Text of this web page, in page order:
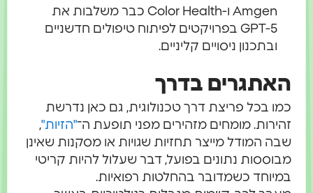
Amgen ו-Color Health כבר משלבות את
GPT-5 בפרויקטים לפיתוח טיפולים חדשניים
ובתכנון ניסויים קליניים.
בדרך
בכל פריצת דרך טכנולוגית, גם כאן נדרשת
מומחים מזהירים מפני תופעת ה־"הזיות",
המודל מייצר תחזיות שגויות או מסקנות שאינן
נתונים בפועל, דבר שעלול להיות קריטי
כשמדובר בהחלטות רפואיות.